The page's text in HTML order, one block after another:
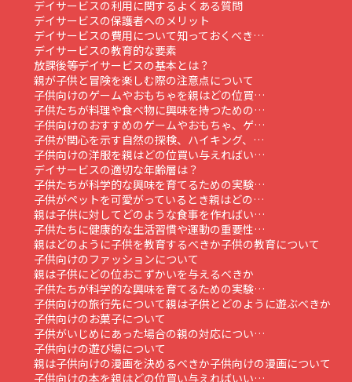
デイサービスの利用に関するよくある質問
デイサービスの保護者へのメリット
デイサービスの費用について知っておくべき…
デイサービスの教育的な要素
放課後等デイサービスの基本とは？
親が子供と冒険を楽しむ際の注意点について
子供向けのゲームやおもちゃを親はどの位買…
子供たちが料理や食べ物に興味を持つための…
子供向けのおすすめのゲームやおもちゃ、ゲ…
子供が関心を示す自然の探検、ハイキング、…
子供向けの洋服を親はどの位買い与えればい…
デイサービスの適切な年齢層は？
子供たちが科学的な興味を育てるための実験…
子供がペットを可愛がっているとき親はどの…
親は子供に対してどのような食事を作ればい…
子供たちに健康的な生活習慣や運動の重要性…
親はどのように子供を教育するべきか子供の教育について
子供向けのファッションについて
親は子供にどの位おこずかいを与えるべきか
子供たちが科学的な興味を育てるための実験…
子供向けの旅行先について親は子供とどのように遊ぶべきか
子供向けのお菓子について
子供がいじめにあった場合の親の対応につい…
子供向けの遊び場について
親は子供向けの漫画を決めるべきか子供向けの漫画について
子供向けの本を親はどの位買い与えればいい…